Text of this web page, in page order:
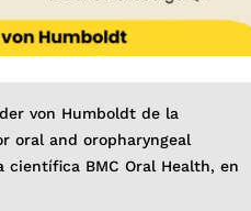
von Humboldt de la
oral and oropharyngeal
BMC Oral Health, en